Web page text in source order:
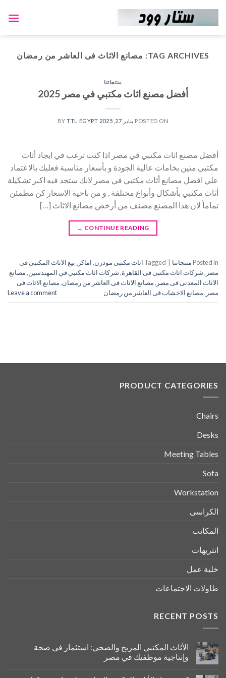
TAG ARCHIVES: مصانع الاثاث فى العاشر من رمضان
منتجاتنا
أفضل مصنع اثاث مكتبي في مصر 2025
POSTED ON يناير 27, 2025 TTL EGYPT
أفضل مصنع اثاث مكتبي في مصر اذا كنت ترغب في ايجاد أثاث
مكتبي متين بخامات عالية الجودة و بأسعار مناسبة فعليك بالاعتماد
علي افضل مصانع أثاث مكتبي في مصر لانك ستجد فيه اكبر تشكيلة
أثاث مكتبي بأشكال وأنواع مختلفة , و من ناحية الاسعار كن مطمئن
تماماً لان هذا المصنع مصنف من أرخص مصانع الاثاث […]
CONTINUE READING
→
Posted inمنتجاتنا Tagged اثاث مكتبى مودرن,اماكن بيع الاثاث المكتبى فى
مصر ,شركات اثاث مكتبى فى القاهرة,شركات اثاث مكتبي في المهندسين,مصانع
الاثاث المعدنى فى مصر ,مصانع الاثاث فى العاشر من رمضان,مصانع الاثاث فى
مصر ,مصانع الاخشاب فى العاشر من رمضان Leave a comment
PRODUCT CATEGORIES
Chairs
Desks
Meeting Tables
Sofa
Workstation
الكراسى
المكاتب
انتريهات
خلية عمل
طاولات الاجتماعات
RECENT POSTS
الأثاث المكتبي المريح والصحي: استثمار في صحة
وإنتاجية موظفيك في مصر